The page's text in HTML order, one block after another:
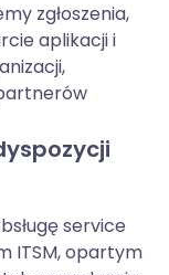
zgłoszenia,
aplikacji i
service
ITSM, opartym